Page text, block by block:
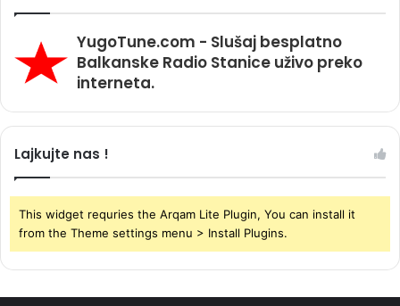
YugoTune.com - Slušaj besplatno
Balkanske Radio Stanice uživo preko
interneta.
Lajkujte nas !
This widget requries the Arqam Lite Plugin, You can install it
from the Theme settings menu > Install Plugins.